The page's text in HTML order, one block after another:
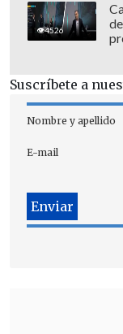
4526
Suscríbete a
Nombre y apellido
E-mail